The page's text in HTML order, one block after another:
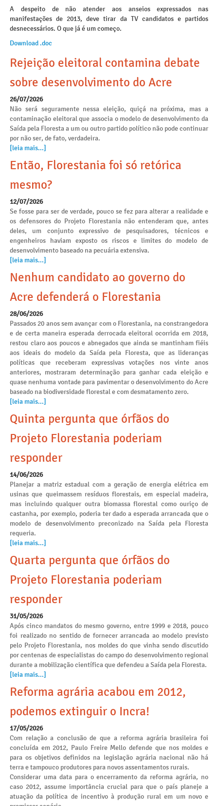
A despeito de não atender aos anseios expressados nas
manifestações de 2013, deve tirar da TV candidatos e partidos
desnecessários. O que já é um começo.
Download .doc
Rejeição eleitoral contamina debate
sobre desenvolvimento do Acre
26/07/2026
Não será seguramente nessa eleição, quiçá na próxima, mas a
contaminação eleitoral que associa o modelo de desenvolvimento da
Saída pela Floresta a um ou outro partido político não pode continuar
por não ser, de fato, verdadeira.
[leia mais...]
Então, Florestania foi só retórica
mesmo?
12/07/2026
Se fosse para ser de verdade, pouco se fez para alterar a realidade e
os defensores do Projeto Florestania não entenderam que, antes
deles, um conjunto expressivo de pesquisadores, técnicos e
engenheiros haviam exposto os riscos e limites do modelo de
desenvolvimento baseado na pecuária extensiva.
[leia mais...]
Nenhum candidato ao governo do
Acre defenderá o Florestania
28/06/2026
Passados 20 anos sem avançar com o Florestania, na constrangedora
e de certa maneira esperada derrocada eleitoral ocorrida em 2018,
restou claro aos poucos e abnegados que ainda se mantinham fiéis
aos ideais do modelo da Saída pela Floresta, que as lideranças
políticas que receberam expressivas votações nos vinte anos
anteriores, mostraram determinação para ganhar cada eleição e
quase nenhuma vontade para pavimentar o desenvolvimento do Acre
baseado na biodiversidade florestal e com desmatamento zero.
[leia mais...]
Quinta pergunta que órfãos do
Projeto Florestania poderiam
responder
14/06/2026
Planejar a matriz estadual com a geração de energia elétrica em
usinas que queimassem resíduos florestais, em especial madeira,
mas incluindo qualquer outra biomassa florestal como ouriço de
castanha, por exemplo, poderia ter dado a esperada arrancada que o
modelo de desenvolvimento preconizado na Saída pela Floresta
requeria.
[leia mais...]
Quarta pergunta que órfãos do
Projeto Florestania poderiam
responder
31/05/2026
Após cinco mandatos do mesmo governo, entre 1999 e 2018, pouco
foi realizado no sentido de fornecer arrancada ao modelo previsto
pelo Projeto Florestania, nos moldes do que vinha sendo discutido
por centenas de especialistas do campo do desenvolvimento regional
durante a mobilização científica que defendeu a Saída pela Floresta.
[leia mais...]
Reforma agrária acabou em 2012,
podemos extinguir o Incra!
17/05/2026
Com relação a conclusão de que a reforma agrária brasileira foi
concluída em 2012, Paulo Freire Mello defende que nos moldes e
para os objetivos definidos na legislação agrária nacional não há
terra e tampouco produtores para novos assentamentos rurais.
Considerar uma data para o encerramento da reforma agrária, no
caso 2012, assume importância crucial para que o país planeje a
atuação da política de incentivo à produção rural em um novo e